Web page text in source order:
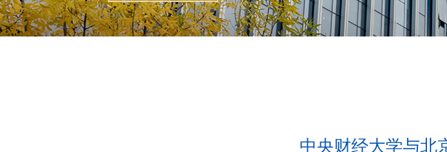
中央财经大学与北